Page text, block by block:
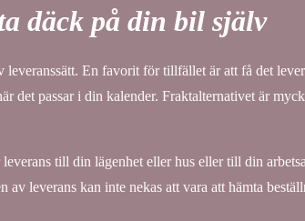
däck på din bil själv
En favorit för tillfället är att få det
det passar i din kalender. Fraktalternativet är
till din lägenhet eller hus eller till din
av leverans kan inte nekas att vara att hämta